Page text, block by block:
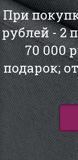
При
рублей - 2
70 000
подарок;